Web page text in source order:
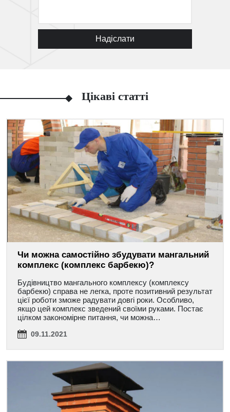
Надіслати
Цікаві статті
Чи можна самостійно збудувати мангальний
комплекс (комплекс барбекю)?
Будівництво мангального комплексу (комплексу
барбекю) справа не легка, проте позитивний результат
цієї роботи зможе радувати довгі роки. Особливо,
якщо цей комплекс зведений своїми руками. Постає
цілком закономірне питання, чи можна…
09.11.2021